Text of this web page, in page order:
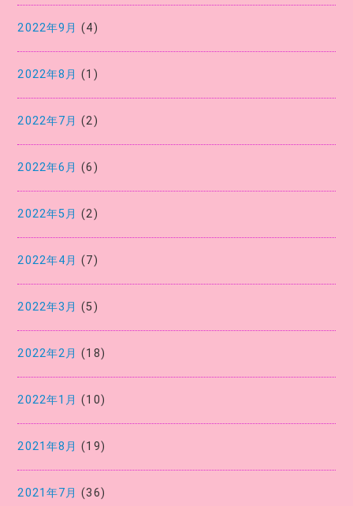
2022年9月 (4)
2022年8月 (1)
2022年7月 (2)
2022年6月 (6)
2022年5月 (2)
2022年4月 (7)
2022年3月 (5)
2022年2月 (18)
2022年1月 (10)
2021年8月 (19)
2021年7月 (36)